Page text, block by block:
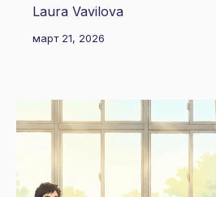
Laura Vavilova
март 21, 2026